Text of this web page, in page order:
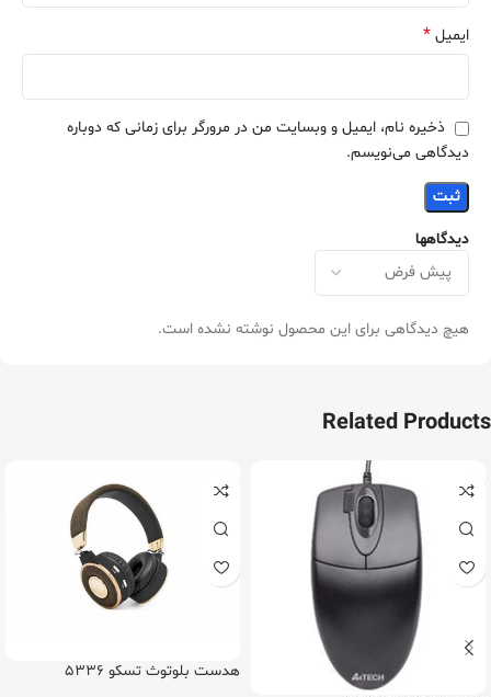
دیدگاهها
هیچ دیدگاهی برای این محصول نوشته نشده است.
ایمیل *
ذخیره نام، ایمیل و وبسایت من در مرورگر برای زمانی که دوباره
دیدگاهی می‌نویسم.
Related Products
هدست بلوتوث تسکو 5336